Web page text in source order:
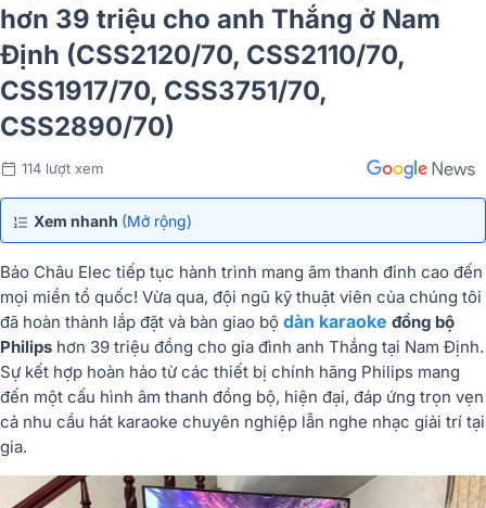
hơn 39 triệu cho anh Thắng ở Nam
Định (CSS2120/70, CSS2110/70,
CSS1917/70, CSS3751/70,
CSS2890/70)
114 lượt xem
Xem nhanh (Mở rộng)
Bảo Châu Elec tiếp tục hành trình mang âm thanh đỉnh cao đến
mọi miền tổ quốc! Vừa qua, đội ngũ kỹ thuật viên của chúng tôi
đã hoàn thành lắp đặt và bàn giao bộ dàn karaoke đồng bộ
Philips hơn 39 triệu đồng cho gia đình anh Thắng tại Nam Định.
Sự kết hợp hoàn hảo từ các thiết bị chính hãng Philips mang
đến một cấu hình âm thanh đồng bộ, hiện đại, đáp ứng trọn vẹn
cả nhu cầu hát karaoke chuyên nghiệp lẫn nghe nhạc giải trí tại
gia.